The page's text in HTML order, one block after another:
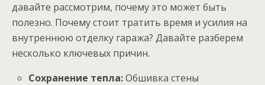
давайте рассмотрим, почему это может быть
полезно. Почему стоит тратить время и усилия на
внутреннюю отделку гаража? Давайте разберем
несколько ключевых причин.
Сохранение тепла:Обшивка стены